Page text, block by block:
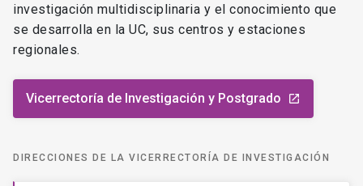
investigación multidisciplinaria y el conocimiento que
se desarrolla en la UC, sus centros y estaciones
regionales.
Vicerrectoría de Investigación y Postgrado launch
DIRECCIONES DE LA VICERRECTORÍA DE INVESTIGACIÓN